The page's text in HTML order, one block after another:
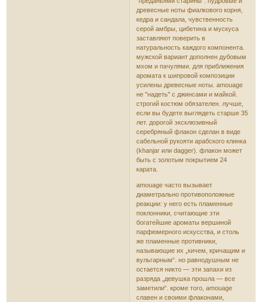
древесные ноты фиалкового корня,
кедра и сандала, чувственность
серой амбры, цибетина и мускуса
заставляют поверить в
натуральность каждого компонента.
мужской вариант дополнен дубовым
мхом и пачулями. для приближения
аромата к шипровой композиции
усилены древесные ноты. amouage
не "надеть" с джинсами и майкой.
строгий костюм обязателен. лучше,
если вы будете выглядеть старше 35
лет. дорогой эксклюзивный
серебряный флакон сделан в виде
сабельной рукояти арабского клинка
(khanjar или dagger). флакон может
быть с золотым покрытием 24
карата.
amouage часто вызывает
диаметрально противоположные
реакции: у него есть пламенные
поклонники, считающие эти
богатейшие ароматы вершиной
парфюмерного искусства, и столь
же пламенные противники,
называющие их „кичем, кричащим и
вульгарным“. но равнодушным не
остается никто — эти запахи из
разряда „девушка прошла — все
заметили“. кроме того, amouage
славен и своими флаконами,